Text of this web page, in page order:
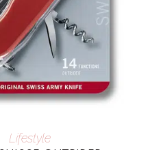
Lifestyle